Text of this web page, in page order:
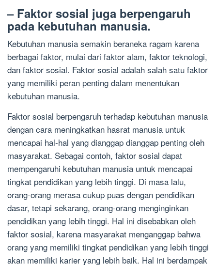
– Faktor sosial juga berpengaruh
pada kebutuhan manusia.
Kebutuhan manusia semakin beraneka ragam karena
berbagai faktor, mulai dari faktor alam, faktor teknologi,
dan faktor sosial. Faktor sosial adalah salah satu faktor
yang memiliki peran penting dalam menentukan
kebutuhan manusia.
Faktor sosial berpengaruh terhadap kebutuhan manusia
dengan cara meningkatkan hasrat manusia untuk
mencapai hal-hal yang dianggap dianggap penting oleh
masyarakat. Sebagai contoh, faktor sosial dapat
mempengaruhi kebutuhan manusia untuk mencapai
tingkat pendidikan yang lebih tinggi. Di masa lalu,
orang-orang merasa cukup puas dengan pendidikan
dasar, tetapi sekarang, orang-orang menginginkan
pendidikan yang lebih tinggi. Hal ini disebabkan oleh
faktor sosial, karena masyarakat menganggap bahwa
orang yang memiliki tingkat pendidikan yang lebih tinggi
akan memiliki karier yang lebih baik. Hal ini berdampak